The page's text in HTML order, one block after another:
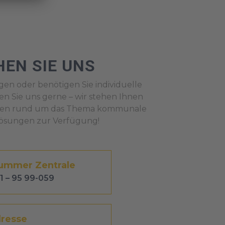
SIE UNS
oder benötigen Sie individuelle
Sie uns gerne – wir stehen Ihnen
rund um das Thema kommunale
zur Verfügung!
Zentrale
– 95 99-059